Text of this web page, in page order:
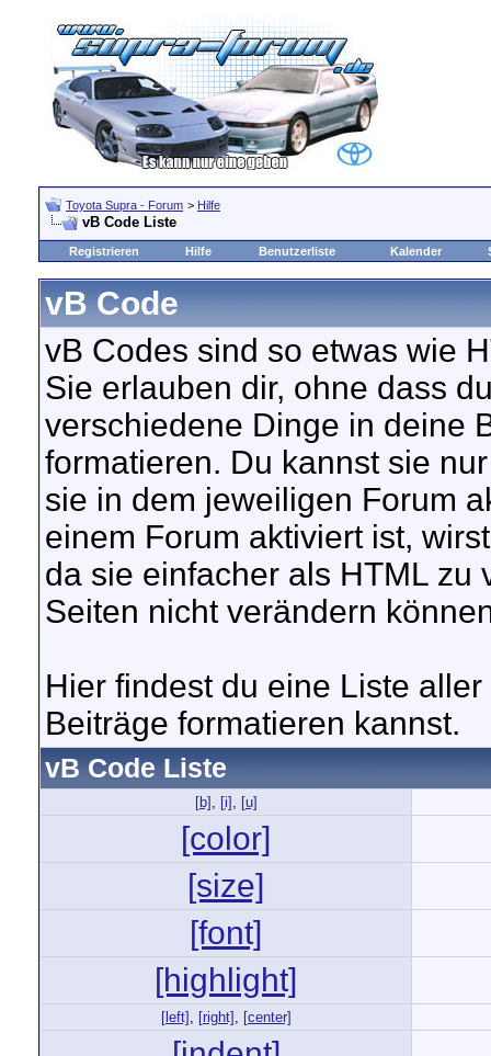
Toyota Supra - Forum > Hilfe
vB Code Liste
Registrieren Hilfe Benutzerliste Kalender
vB Code
vB Codes sind so etwas wie
Sie erlauben dir, ohne dass
verschiedene Dinge in deine
formatieren. Du kannst sie
sie in dem jeweiligen Forum
einem Forum aktiviert ist,
da sie einfacher als HTML
Seiten nicht verändern
Hier findest du eine Liste
Beiträge formatieren kannst.
vB Code Liste
[b] , [i] , [u]
[color]
[size]
[font]
[highlight]
[left] , [right] , [center]